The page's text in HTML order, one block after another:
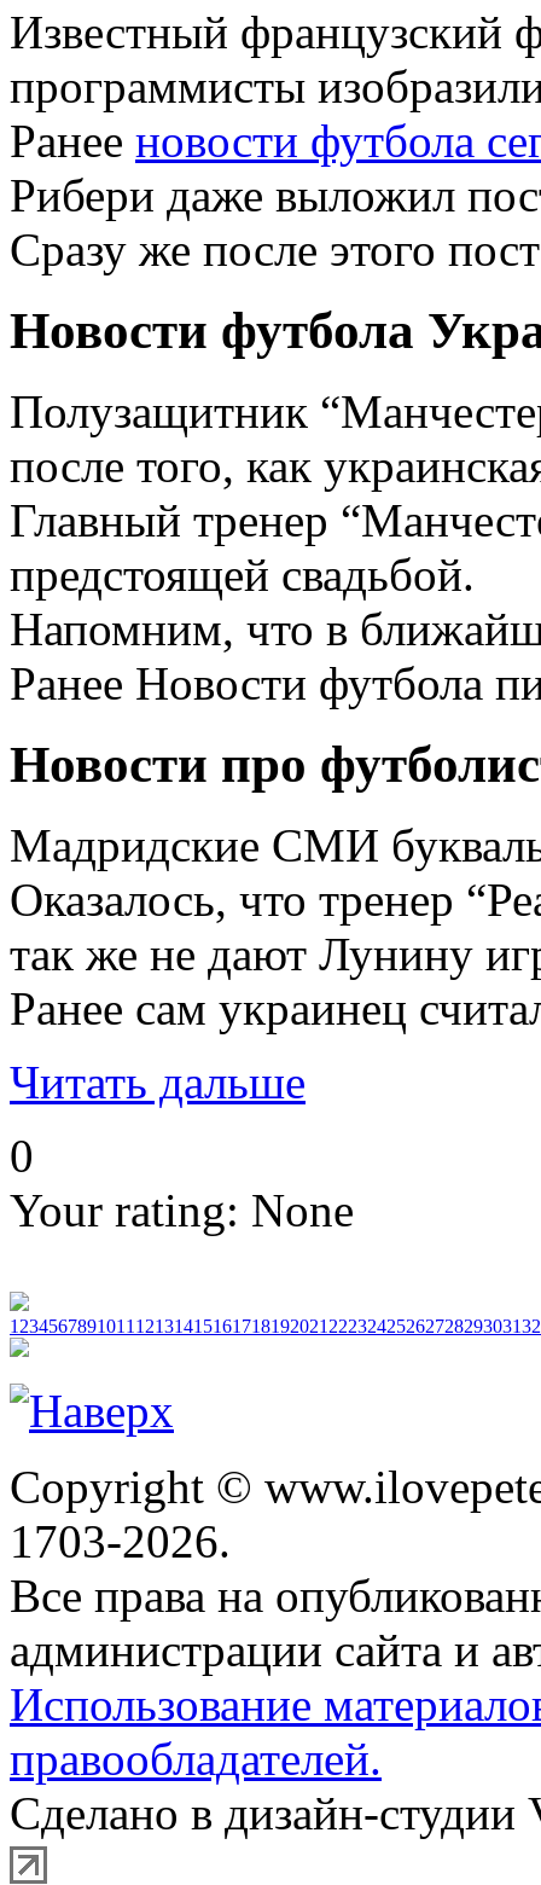
Известный французский
программисты
Ранее новости футбола
Рибери даже выложил
Сразу же после этого
Новости футбола
Полузащитник
после того, как
Главный тренер
предстоящей свадьбой.
Напомним, что в
Ранее Новости футбола
Новости про
Мадридские СМИ
Оказалось, что тренер
так же не дают Лунину
Ранее сам украинец
Читать дальше
0
Your rating: None
1 234567891011 12131415161718192021 2223242526272829303132
Copyright ©
1703-2026.
Все права на
администрации сайта и
Использование
правообладателей.
Сделано в дизайн-студии